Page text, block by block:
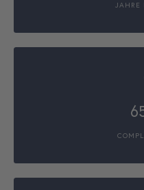
JAHRE